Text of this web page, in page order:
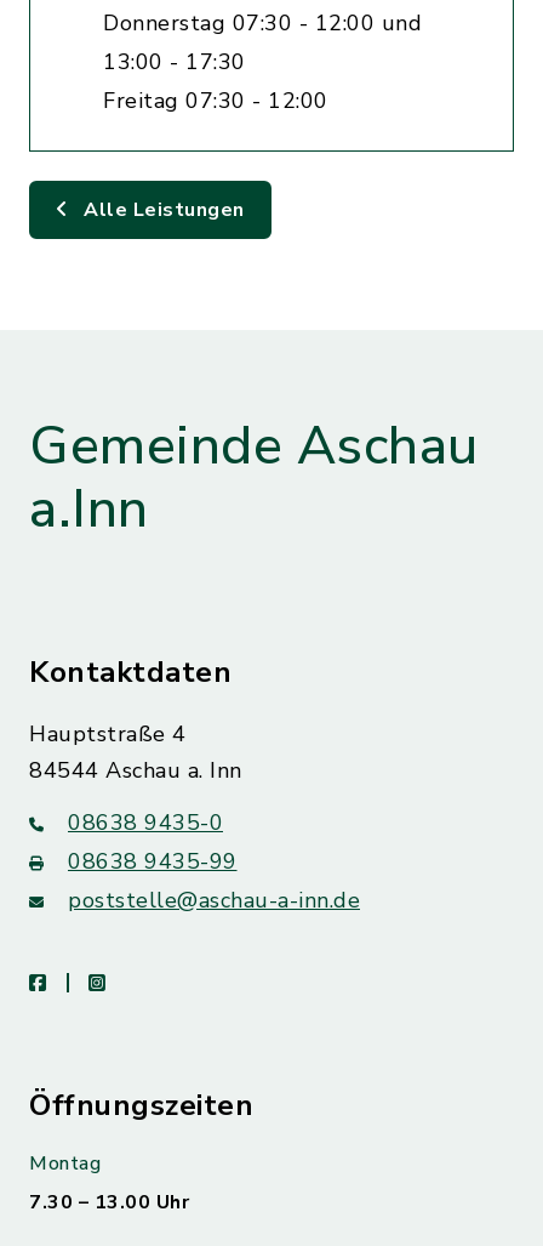
Donnerstag 07:30 - 12:00 und
13:00 - 17:30
Freitag 07:30 - 12:00
Alle Leistungen
Gemeinde Aschau
a.Inn
Kontaktdaten
Hauptstraße 4
84544 Aschau a. Inn
08638 9435-0
08638 9435-99
poststelle@aschau-a-inn.de
facebookinstagram
Öffnungszeiten
Montag
7.30 – 13.00 Uhr